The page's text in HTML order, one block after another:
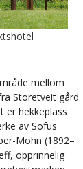
mellom
Storetveit gård
er hekkeplass
av Sofus
Mohn (1892–
opprinnelig